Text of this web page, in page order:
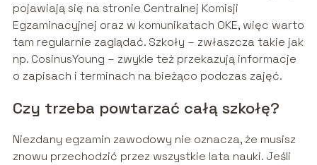
pojawiają się na stronie Centralnej Komisji
Egzaminacyjnej oraz w komunikatach OKE, więc warto
tam regularnie zaglądać. Szkoły – zwłaszcza takie jak
np. CosinusYoung – zwykle też przekazują informacje
o zapisach i terminach na bieżąco podczas zajęć.
Czy trzeba powtarzać całą szkołę?
Niezdany egzamin zawodowy nie oznacza, że musisz
znowu przechodzić przez wszystkie lata nauki. Jeśli